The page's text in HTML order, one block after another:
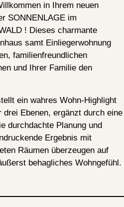
in Ihrem neuen
SONNENLAGE im
! Dieses charmante
samt Einliegerwohnung
familienfreundlichen
und Ihrer Familie den
ein wahres Wohn-Highlight
Ebenen, ergänzt durch eine
durchdachte Planung und
Ergebnis mit
Räumen überzeugen auf
behagliches Wohngefühl.